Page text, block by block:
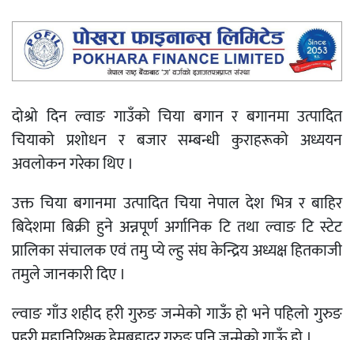
दोश्रो दिन ल्वाङ गाउँको चिया बगान र बगानमा उत्पादित
चियाको प्रशोधन र बजार सम्बन्धी कुराहरूको अध्ययन
अवलोकन गरेका थिए ।
उक्त चिया बगानमा उत्पादित चिया नेपाल देश भित्र र बाहिर
बिदेशमा बिक्री हुने अन्नपूर्ण अर्गानिक टि तथा ल्वाङ टि स्टेट
प्रालिका संचालक एवं तमु प्ये ल्हु संघ केन्द्रिय अध्यक्ष हितकाजी
तमुले जानकारी दिए ।
ल्वाङ गाँउ शहीद हरी गुरुङ जन्मेको गाऊँ हो भने पहिलो गुरुङ